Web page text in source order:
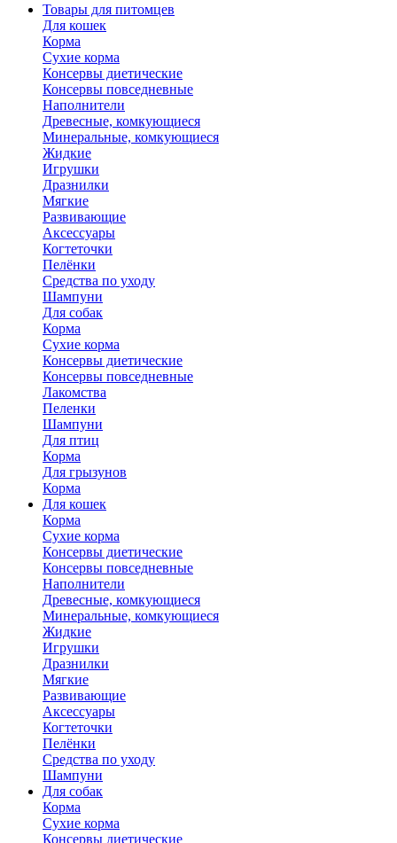
Товары для питомцев
Для кошек
Корма
Сухие корма
Консервы диетические
Консервы повседневные
Наполнители
Древесные, комкующиеся
Минеральные, комкующиеся
Жидкие
Игрушки
Дразнилки
Мягкие
Развивающие
Аксессуары
Когтеточки
Пелёнки
Средства по уходу
Шампуни
Для собак
Корма
Сухие корма
Консервы диетические
Консервы повседневные
Лакомства
Пеленки
Шампуни
Для птиц
Корма
Для грызунов
Корма
Для кошек
Корма
Сухие корма
Консервы диетические
Консервы повседневные
Наполнители
Древесные, комкующиеся
Минеральные, комкующиеся
Жидкие
Игрушки
Дразнилки
Мягкие
Развивающие
Аксессуары
Когтеточки
Пелёнки
Средства по уходу
Шампуни
Для собак
Корма
Сухие корма
Консервы диетические